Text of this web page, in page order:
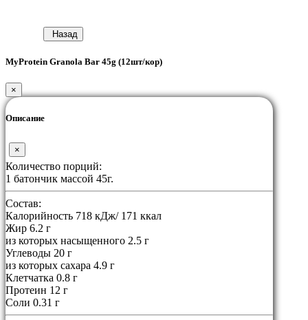
Назад
MyProtein Granola Bar 45g (12шт/кор)
×
Описание
×
Количество порций:
1 батончик массой 45г.
Состав:
Калорийность 718 кДж/ 171 ккал
Жир 6.2 г
из которых насыщенного 2.5 г
Углеводы 20 г
из которых сахара 4.9 г
Клетчатка 0.8 г
Протеин 12 г
Соли 0.31 г